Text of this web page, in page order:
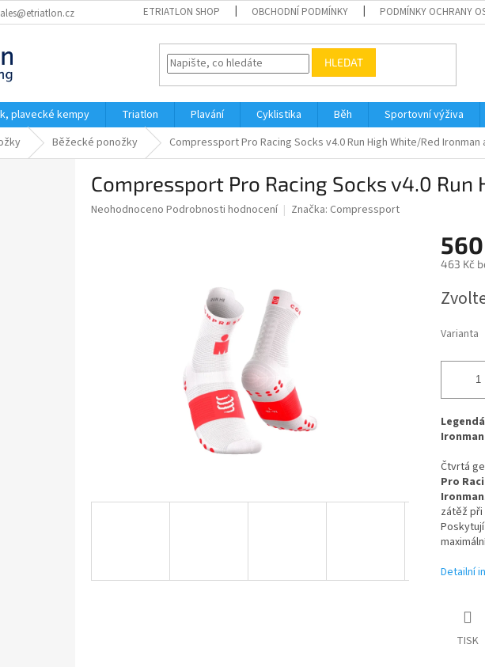
ETRIATLON SHOP OBCHODNÍ PODMÍNKY PODMÍNKY OCHRANY
HLEDAT
plavecké kempy Triatlon Plavání Cyklistika Běh
Sportovní výživa
Běžecké ponožky Compressport Pro Racing Socks v4.0 Run High White/Red Ironman
Compressport Pro Racing Socks v4.0
Průměrné
Neohodnoceno Podrobnosti hodnocení Značka: Compressport
463 Kč
cena:
Varianta
Čtvrtá
Pro
Ironman
zátěž
Detailní
TISK